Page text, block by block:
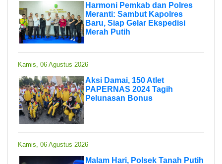
Harmoni Pemkab dan Polres
Meranti: Sambut Kapolres
Baru, Siap Gelar Ekspedisi
Merah Putih
Kamis, 06 Agustus 2026
Aksi Damai, 150 Atlet
PAPERNAS 2024 Tagih
Pelunasan Bonus
Kamis, 06 Agustus 2026
Malam Hari, Polsek Tanah Putih